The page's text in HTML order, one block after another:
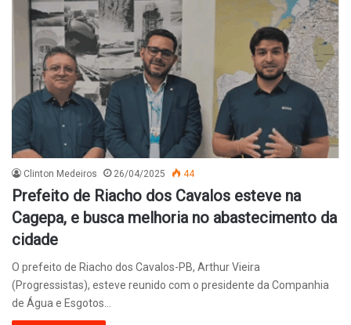
Clinton Medeiros 26/04/2025 44
Prefeito de Riacho dos Cavalos esteve na
Cagepa, e busca melhoria no abastecimento da
cidade
O prefeito de Riacho dos Cavalos-PB, Arthur Vieira
(Progressistas), esteve reunido com o presidente da Companhia
de Água e Esgotos…